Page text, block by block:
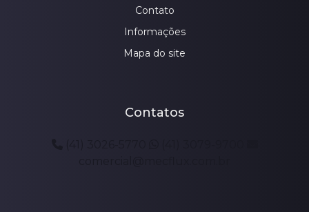
Contato
Informações
Mapa do site
Contatos